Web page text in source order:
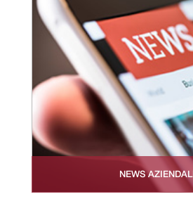
NEWS AZIENDALI